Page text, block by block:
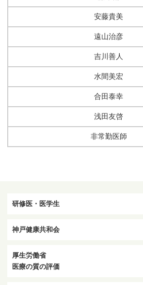
安藤貴美
遠山治彦
吉川善人
水間美宏
合田泰幸
浅田友啓
非常勤医師
研修医・医学生
神戸健康共和会
厚生労働省
医療の質の評価